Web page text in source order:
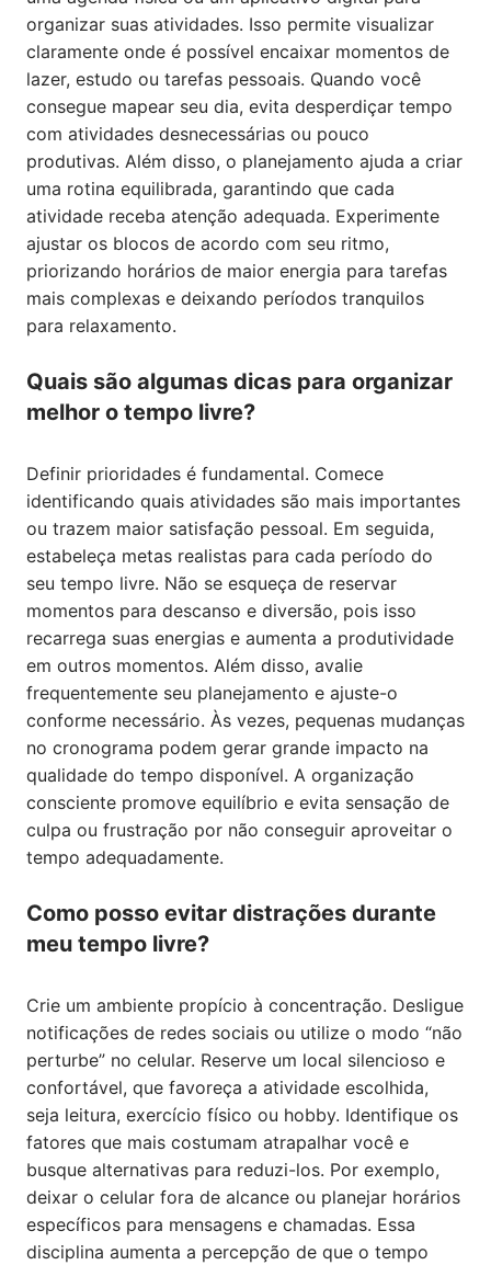
organizar suas atividades. Isso permite visualizar
claramente onde é possível encaixar momentos de
lazer, estudo ou tarefas pessoais. Quando você
consegue mapear seu dia, evita desperdiçar tempo
com atividades desnecessárias ou pouco
produtivas. Além disso, o planejamento ajuda a criar
uma rotina equilibrada, garantindo que cada
atividade receba atenção adequada. Experimente
ajustar os blocos de acordo com seu ritmo,
priorizando horários de maior energia para tarefas
mais complexas e deixando períodos tranquilos
para relaxamento.
Quais são algumas dicas para organizar
melhor o tempo livre?
Definir prioridades é fundamental. Comece
identificando quais atividades são mais importantes
ou trazem maior satisfação pessoal. Em seguida,
estabeleça metas realistas para cada período do
seu tempo livre. Não se esqueça de reservar
momentos para descanso e diversão, pois isso
recarrega suas energias e aumenta a produtividade
em outros momentos. Além disso, avalie
frequentemente seu planejamento e ajuste-o
conforme necessário. Às vezes, pequenas mudanças
no cronograma podem gerar grande impacto na
qualidade do tempo disponível. A organização
consciente promove equilíbrio e evita sensação de
culpa ou frustração por não conseguir aproveitar o
tempo adequadamente.
Como posso evitar distrações durante
meu tempo livre?
Crie um ambiente propício à concentração. Desligue
notificações de redes sociais ou utilize o modo “não
perturbe” no celular. Reserve um local silencioso e
confortável, que favoreça a atividade escolhida,
seja leitura, exercício físico ou hobby. Identifique os
fatores que mais costumam atrapalhar você e
busque alternativas para reduzi-los. Por exemplo,
deixar o celular fora de alcance ou planejar horários
específicos para mensagens e chamadas. Essa
disciplina aumenta a percepção de que o tempo